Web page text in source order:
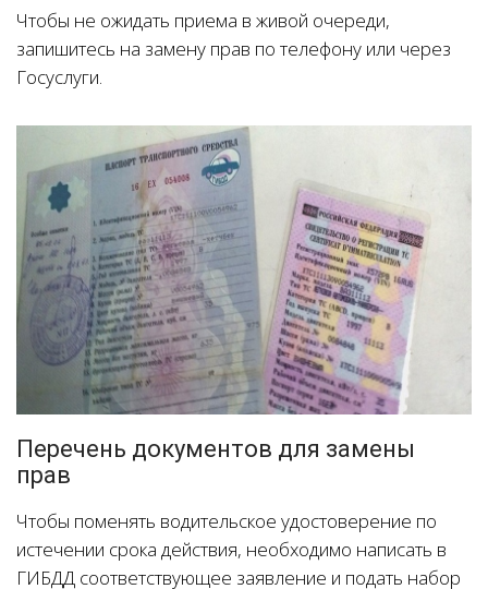
Чтобы не ожидать приема в живой очереди,
запишитесь на замену прав по телефону или через
Госуслуги.
Перечень документов для замены
прав
Чтобы поменять водительское удостоверение по
истечении срока действия, необходимо написать в
ГИБДД соответствующее заявление и подать набор